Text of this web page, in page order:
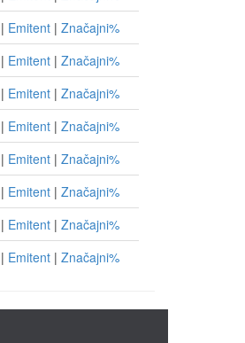
| Emitent | Značajni%
| Emitent | Značajni%
| Emitent | Značajni%
| Emitent | Značajni%
| Emitent | Značajni%
| Emitent | Značajni%
| Emitent | Značajni%
| Emitent | Značajni%